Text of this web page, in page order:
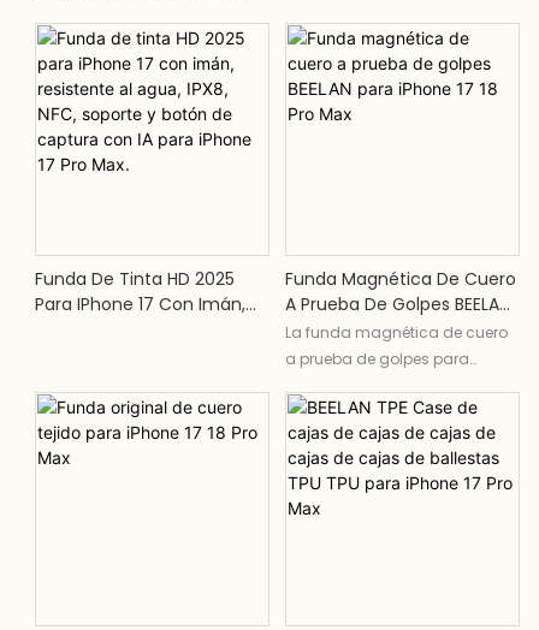
ofrecer tonos llamativos que
protegen tu iPhone 17 Pro Max y
18 Pro Max a la vez que
permiten que tu estilo brille.
Funda De Tinta HD 2025
Para IPhone 17 Con Imán,
17 Pro Max.
Funda Magnética De Cuero
A Prueba De Golpes BEELAN
Para IPhone 17 18 Pro Max
La funda magnética de cuero
a prueba de golpes para
una protección elegante para
tu dispositivo. Con un diseño a
prueba de golpes y cierre
magnético, esta funda brinda
seguridad y tranquilidad a tu